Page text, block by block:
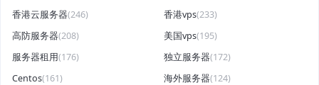
香港云服务器(246) 香港vps(233)
高防服务器(208) 美国vps(195)
服务器租用(176) 独立服务器(172)
Centos(161) 海外服务器(124)